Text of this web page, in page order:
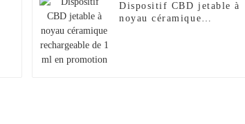
Dispositif CBD jetable à
noyau céramique